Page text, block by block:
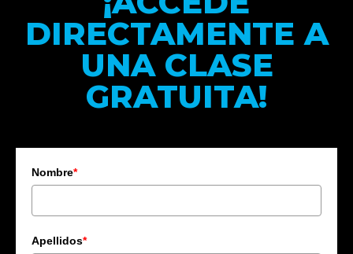
DIRECTAMENTE A
UNA CLASE
GRATUITA!
Nombre*
Apellidos*